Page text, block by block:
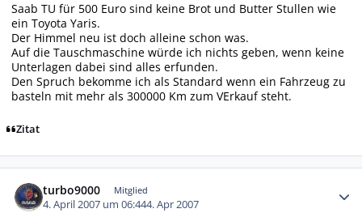
Saab TU für 500 Euro sind keine Brot und Butter Stullen wie
ein Toyota Yaris.
Der Himmel neu ist doch alleine schon was.
Auf die Tauschmaschine würde ich nichts geben, wenn keine
Unterlagen dabei sind alles erfunden.
Den Spruch bekomme ich als Standard wenn ein Fahrzeug zu
basteln mit mehr als 300000 Km zum VErkauf steht.
Zitat
turbo9000 Mitglied
4. April 2007 um 06:444. Apr 2007